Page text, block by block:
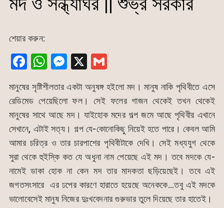
শেয়ার করুন:
F
c
e
b
o
o
k
W
at
s
A
p
p
M
s
s
e
n
g
er
X G
ai
l
মানুষের সৃষ্টিশীলতার একটা অনুষঙ্গ হইলো মদ। মানুষ নাকি পৃথিবীতে এসে
রেডিমেড পেয়েছিলো ফল। সেই ফলের গাজন থেকেই তখন থেকেই
মানুষের সাথে আছে মদ। যাইহোক মদের গল্প জমে আছে পৃথিবীর এখানে
সেখানে, এটাই সত্য। গল্প যে-কোনোকিছু নিয়েই হতে পারে। কেবল আমি
আমার চরিত্র ও তার চারপাশের পৃথিবীটাকে দেখি। সেই মধ্যযুগ থেকে
সুরা থেকে হুইস্কি কত যে অধুনা নাম পেয়েছে এই মদ। তবে মদকে যে-
নামেই ডাকা হোক না কেন মদ তার মাদকতা ছড়িয়েছেই। তবে এই
জগতসংসারে এর ঢপের কারণে হারাতে হয়েছে অনেককে…তবু এই মদকে
ভালোবেসেই মানুষ নিজের দুঃখবেদনার গুরুভার তুলে দিয়েছে তার হাতেই।